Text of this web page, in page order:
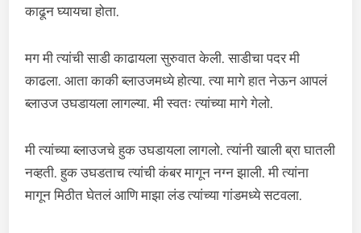
काढून घ्यायचा होता.
मग मी त्यांची साडी काढायला सुरुवात केली. साडीचा पदर मी
काढला. आता काकी ब्लाउजमध्ये होत्या. त्या मागे हात नेऊन आपलं
ब्लाउज उघडायला लागल्या. मी स्वतः त्यांच्या मागे गेलो.
मी त्यांच्या ब्लाउजचे हुक उघडायला लागलो. त्यांनी खाली ब्रा घातली
नव्हती. हुक उघडताच त्यांची कंबर मागून नग्न झाली. मी त्यांना
मागून मिठीत घेतलं आणि माझा लंड त्यांच्या गांडमध्ये सटवला.